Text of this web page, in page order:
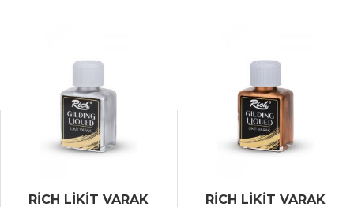
RİCH LİKİT VARAK
RİCH LİKİT VARAK